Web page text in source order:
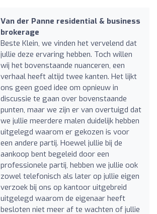
Van der Panne residential & business
brokerage
Beste Klein, we vinden het vervelend dat
jullie deze ervaring hebben. Toch willen
wij het bovenstaande nuanceren, een
verhaal heeft altijd twee kanten. Het lijkt
ons geen goed idee om opnieuw in
discussie te gaan over bovenstaande
punten, maar we zijn er van overtuigd dat
we jullie meerdere malen duidelijk hebben
uitgelegd waarom er gekozen is voor
een andere partij. Hoewel jullie bij de
aankoop bent begeleid door een
professionele partij, hebben we jullie ook
zowel telefonisch als later op jullie eigen
verzoek bij ons op kantoor uitgebreid
uitgelegd waarom de eigenaar heeft
besloten niet meer af te wachten of jullie